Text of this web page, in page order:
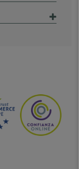
Si estoy contento